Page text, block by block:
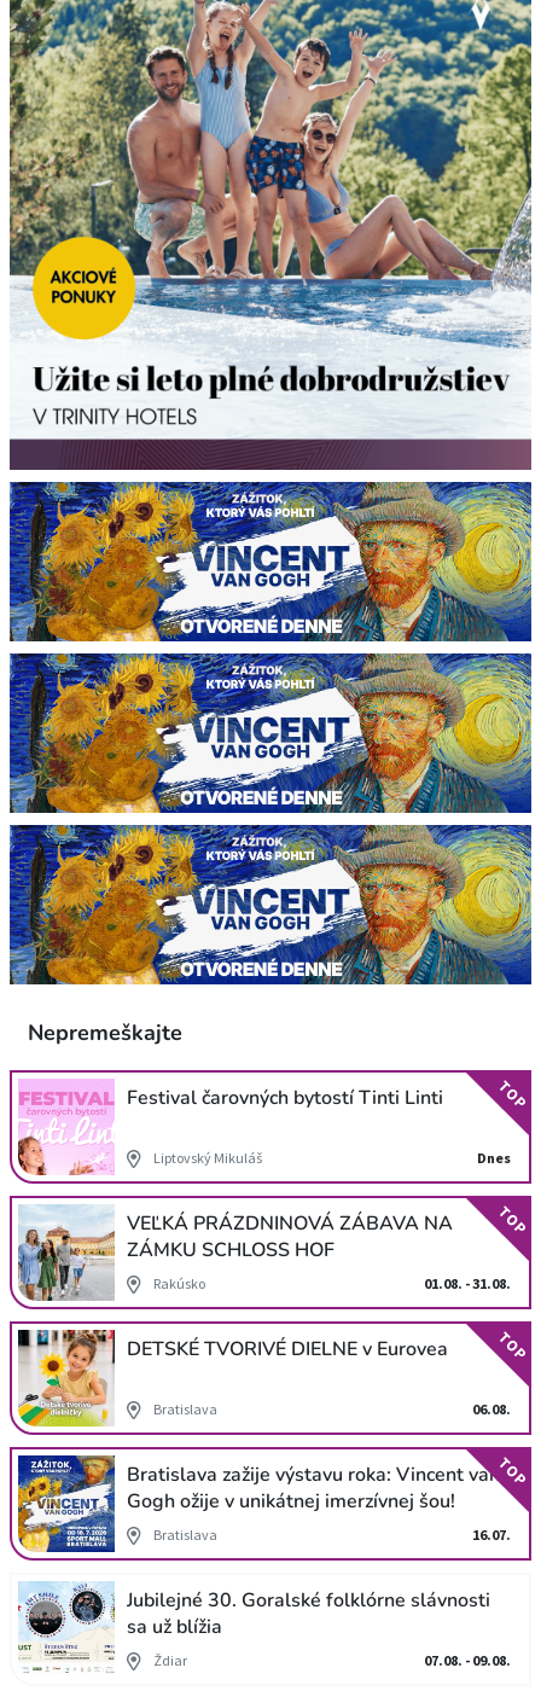
Nepremeškajte
Festival čarovných bytostí Tinti Linti
Liptovský Mikuláš Dnes
TOP
VEĽKÁ PRÁZDNINOVÁ ZÁBAVA NA
ZÁMKU SCHLOSS HOF
Rakúsko 01.08. - 31.08.
TOP
DETSKÉ TVORIVÉ DIELNE v Eurovea
Bratislava 06.08.
TOP
Bratislava zažije výstavu roka: Vincent van
Gogh ožije v unikátnej imerzívnej šou!
Bratislava 16.07.
TOP
Jubilejné 30. Goralské folklórne slávnosti
sa už blížia
Ždiar 07.08. - 09.08.